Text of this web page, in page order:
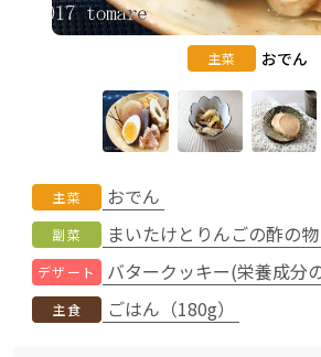
主菜 おでん
主菜 おでん
副菜 まいたけとりんごの酢の物
デザート バタークッキー(栄養成分
主食 ごはん（180g）